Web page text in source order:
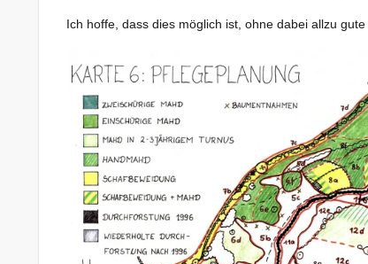
Ich hoffe, dass dies möglich ist, ohne dabei allzu